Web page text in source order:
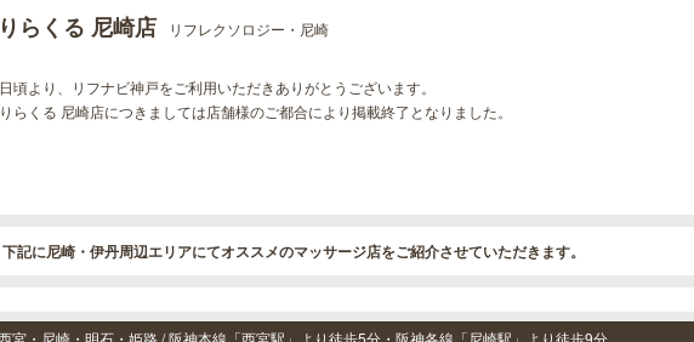
りらくる 尼崎店 リフレクソロジー・尼崎
日頃より、リフナビ神戸をご利用いただきありがとうございます。
りらくる 尼崎店につきましては店舗様のご都合により掲載終了となりました。
下記に尼崎・伊丹周辺エリアにてオススメのマッサージ店をご紹介させていただきます。
西宮・尼崎・明石・姫路 / 阪神本線「西宮駅」より徒歩5分・阪神各線「尼崎駅」より徒歩9分・JR山陽本線「明石駅」より徒歩8分・JR各線「姫路駅」より徒歩5分